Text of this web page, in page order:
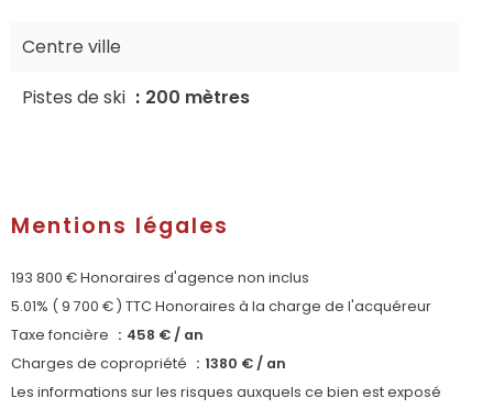
Centre ville
Pistes de ski
200 mètres
Mentions légales
193 800 € Honoraires d'agence non inclus
5.01% ( 9 700 € ) TTC Honoraires à la charge de l'acquéreur
Taxe foncière
458 € / an
Charges de copropriété
1380 € / an
Les informations sur les risques auxquels ce bien est exposé